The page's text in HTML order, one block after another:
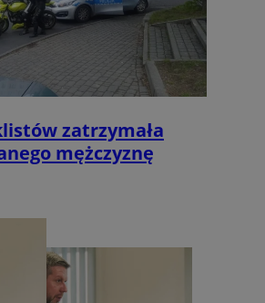
zatrzymała
mężczyznę